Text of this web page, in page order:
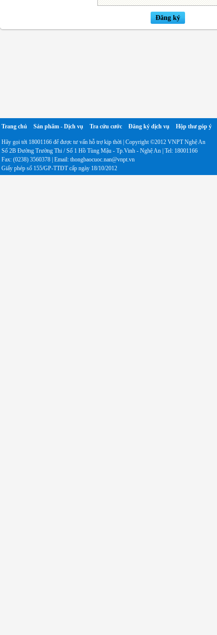
Trang chủ Sản phẩm - Dịch vụ Tra cứu cước Đăng ký dịch vụ Hộp thư góp ý
Hãy gọi tới 18001166 để được tư vấn hỗ trợ kịp thời | Copyright ©2012 VNPT Nghệ An
Số 2B Đường Trường Thi / Số 1 Hồ Tùng Mậu - Tp.Vinh - Nghệ An | Tel: 18001166
Fax: (0238) 3560378 | Email: thongbaocuoc.nan@vnpt.vn
Giấy phép số 155/GP-TTĐT cấp ngày 18/10/2012